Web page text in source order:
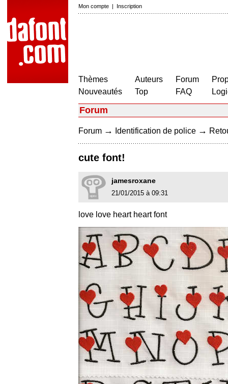
Mon compte | Inscription
Thèmes
Nouveautés
Auteurs
Top
Forum
FAQ
Forum
Forum → Identification de police →
cute font!
jamesroxane
21/01/2015 à 09:31
love love heart heart font